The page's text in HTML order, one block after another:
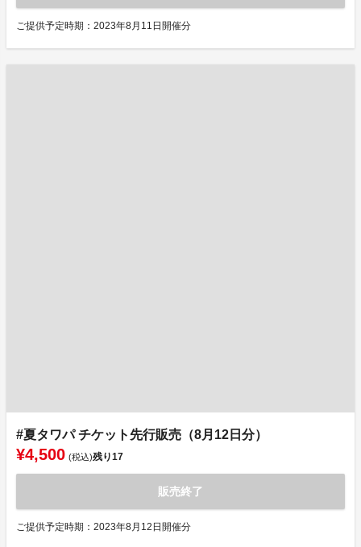
ご提供予定時期：2023年8月11日開催分
#夏タワパ チケット先行販売（8月12日分）
¥4,500 (税込)残り17
販売終了
ご提供予定時期：2023年8月12日開催分